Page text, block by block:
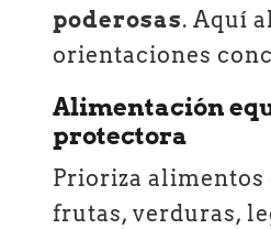
poderosas. Aquí
orientaciones
Alimentación
protectora
Prioriza alimentos
frutas, verduras,